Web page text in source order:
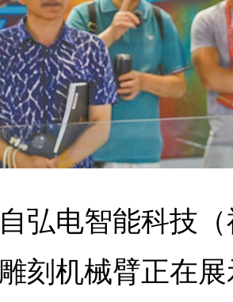
弘电智能科技
刻机械臂正在